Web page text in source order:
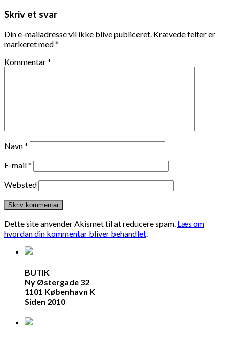
Skriv et svar
Din e-mailadresse vil ikke blive publiceret. Krævede felter er
markeret med*
Kommentar*
Navn*
E-mail*
Websted
Dette site anvender Akismet til at reducere spam. Læs om
hvordan din kommentar bliver behandlet.
BUTIK
Ny Østergade 32
1101 København K
Siden 2010